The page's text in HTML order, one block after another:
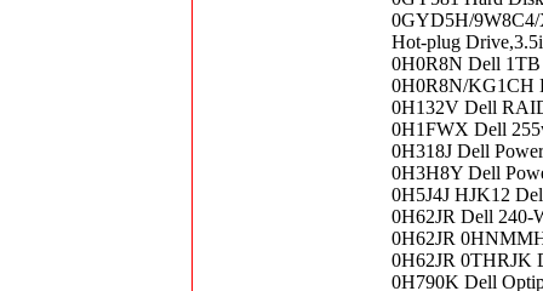
0GYD5H/9W8C4/
Hot-plug
0H0R8N Dell
0H0R8N/KG1CH
0H132V Dell
0H1FWX Dell
0H318J Dell
0H3H8Y Dell
0H5J4J HJK12
0H62JR Dell 240-
0H62JR
0H62JR 0THRJK
0H790K Dell